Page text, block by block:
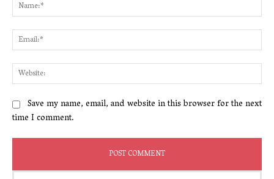
Save my name, email, and website in this browser for the next
time I comment.